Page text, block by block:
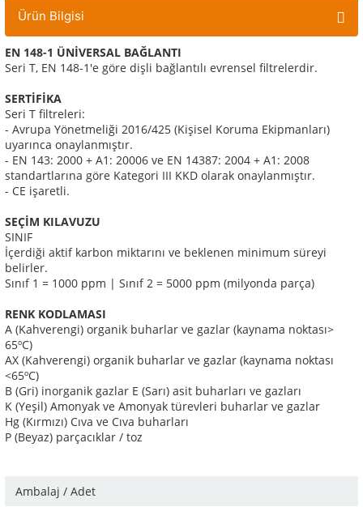
Ürün Bilgisi
EN 148-1 ÜNİVERSAL BAĞLANTI
Seri T, EN 148-1'e göre dişli bağlantılı evrensel filtrelerdir.
SERTİFİKA
Seri T filtreleri:
- Avrupa Yönetmeliği 2016/425 (Kişisel Koruma Ekipmanları)
uyarınca onaylanmıştır.
- EN 143: 2000 + A1: 20006 ve EN 14387: 2004 + A1: 2008
standartlarına göre Kategori III KKD olarak onaylanmıştır.
- CE işaretli.
SEÇİM KILAVUZU
SINIF
İçerdiği aktif karbon miktarını ve beklenen minimum süreyi
belirler.
Sınıf 1 = 1000 ppm | Sınıf 2 = 5000 ppm (milyonda parça)
RENK KODLAMASI
A (Kahverengi) organik buharlar ve gazlar (kaynama noktası>
65ºC)
AX (Kahverengi) organik buharlar ve gazlar (kaynama noktası
<65ºC)
B (Gri) inorganik gazlar E (Sarı) asit buharları ve gazları
K (Yeşil) Amonyak ve Amonyak türevleri buharlar ve gazlar
Hg (Kırmızı) Cıva ve Cıva buharları
P (Beyaz) parçacıklar / toz
Ambalaj / Adet